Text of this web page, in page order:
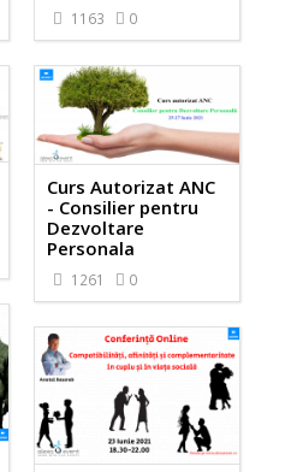
1163 0
Curs Autorizat ANC
- Consilier pentru
Dezvoltare
Personala
1261 0